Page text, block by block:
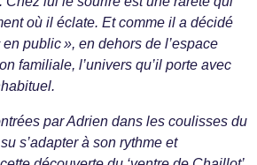
où il éclate. Et comme il a décidé
public », en dehors de l’espace
familiale, l’univers qu’il porte avec
par Adrien dans les coulisses du
s’adapter à son rythme et